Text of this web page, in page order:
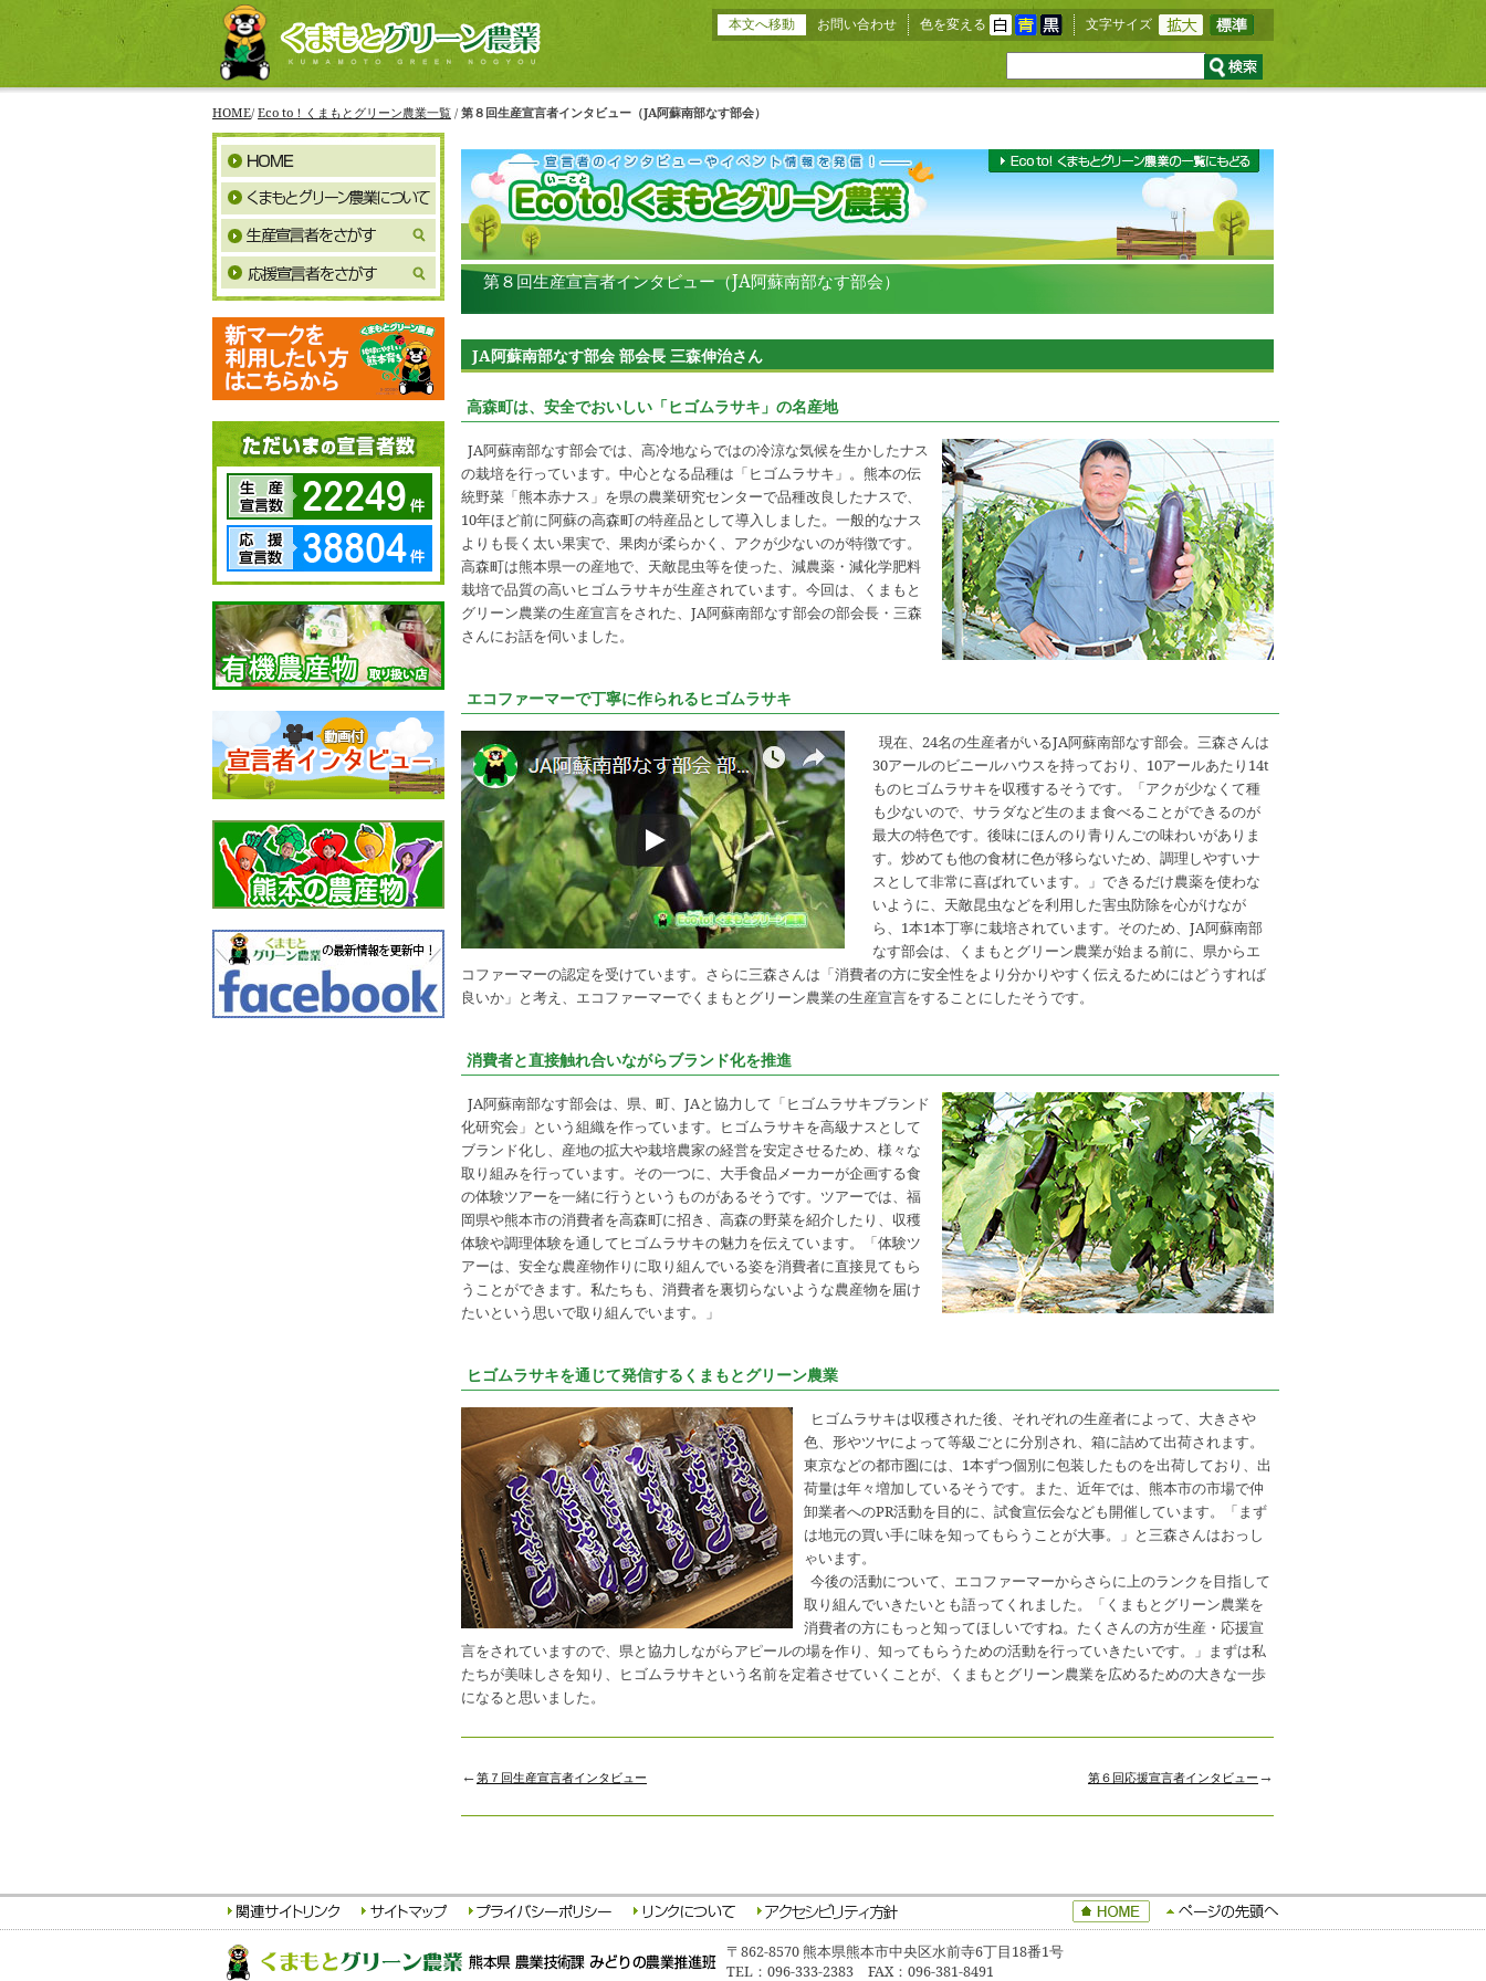
本文へ移動 お問い合わせ 色を変える 文字サイズ
HOME/ Eco to！くまもとグリーン農業一覧 / 第８回生産宣言者インタビュー（JA阿蘇南部なす部会）
第８回生産宣言者インタビュー（JA阿蘇南部なす部会）
JA阿蘇南部なす部会 部会長 三森伸治さん
高森町は、安全でおいしい「ヒゴムラサキ」の名産地
JA阿蘇南部なす部会では、高冷地ならではの冷涼な気候を生かしたナス
の栽培を行っています。中心となる品種は「ヒゴムラサキ」。熊本の伝
統野菜「熊本赤ナス」を県の農業研究センターで品種改良したナスで、
10年ほど前に阿蘇の高森町の特産品として導入しました。一般的なナス
よりも長く太い果実で、果肉が柔らかく、アクが少ないのが特徴です。
高森町は熊本県一の産地で、天敵昆虫等を使った、減農薬・減化学肥料
栽培で品質の高いヒゴムラサキが生産されています。今回は、くまもと
グリーン農業の生産宣言をされた、JA阿蘇南部なす部会の部会長・三森
さんにお話を伺いました。
エコファーマーで丁寧に作られるヒゴムラサキ
現在、24名の生産者がいるJA阿蘇南部なす部会。三森さんは
30アールのビニールハウスを持っており、10アールあたり14t
ものヒゴムラサキを収穫するそうです。「アクが少なくて種
も少ないので、サラダなど生のまま食べることができるのが
最大の特色です。後味にほんのり青りんごの味わいがありま
す。炒めても他の食材に色が移らないため、調理しやすいナ
スとして非常に喜ばれています。」できるだけ農薬を使わな
いように、天敵昆虫などを利用した害虫防除を心がけなが
ら、1本1本丁寧に栽培されています。そのため、JA阿蘇南部
なす部会は、くまもとグリーン農業が始まる前に、県からエ
コファーマーの認定を受けています。さらに三森さんは「消費者の方に安全性をより分かりやすく伝えるためにはどうすれば
良いか」と考え、エコファーマーでくまもとグリーン農業の生産宣言をすることにしたそうです。
消費者と直接触れ合いながらブランド化を推進
JA阿蘇南部なす部会は、県、町、JAと協力して「ヒゴムラサキブランド
化研究会」という組織を作っています。ヒゴムラサキを高級ナスとして
ブランド化し、産地の拡大や栽培農家の経営を安定させるため、様々な
取り組みを行っています。その一つに、大手食品メーカーが企画する食
の体験ツアーを一緒に行うというものがあるそうです。ツアーでは、福
岡県や熊本市の消費者を高森町に招き、高森の野菜を紹介したり、収穫
体験や調理体験を通してヒゴムラサキの魅力を伝えています。「体験ツ
アーは、安全な農産物作りに取り組んでいる姿を消費者に直接見てもら
うことができます。私たちも、消費者を裏切らないような農産物を届け
たいという思いで取り組んでいます。」
ヒゴムラサキを通じて発信するくまもとグリーン農業
ヒゴムラサキは収穫された後、それぞれの生産者によって、大きさや
色、形やツヤによって等級ごとに分別され、箱に詰めて出荷されます。
東京などの都市圏には、1本ずつ個別に包装したものを出荷しており、出
荷量は年々増加しているそうです。また、近年では、熊本市の市場で仲
卸業者へのPR活動を目的に、試食宣伝会なども開催しています。「まず
は地元の買い手に味を知ってもらうことが大事。」と三森さんはおっし
ゃいます。
今後の活動について、エコファーマーからさらに上のランクを目指して
取り組んでいきたいとも語ってくれました。「くまもとグリーン農業を
消費者の方にもっと知ってほしいですね。たくさんの方が生産・応援宣
言をされていますので、県と協力しながらアピールの場を作り、知ってもらうための活動を行っていきたいです。」まずは私
たちが美味しさを知り、ヒゴムラサキという名前を定着させていくことが、くまもとグリーン農業を広めるための大きな一歩
になると思いました。
←第７回生産宣言者インタビュー 第６回応援宣言者インタビュー →
〒862-8570 熊本県熊本市中央区水前寺6丁目18番1号
TEL：096-333-2383 FAX：096-381-8491